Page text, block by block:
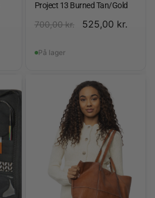
Project 13 Burned Tan/Gold
700,00kr. 525,00 kr.
På lager